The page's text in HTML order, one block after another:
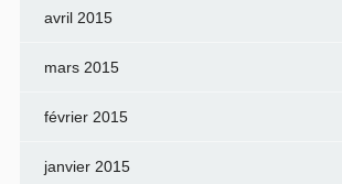
avril 2015
mars 2015
février 2015
janvier 2015